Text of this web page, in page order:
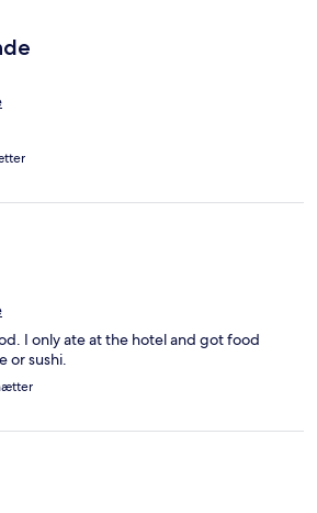
I only ate at the hotel and got food
or sushi.